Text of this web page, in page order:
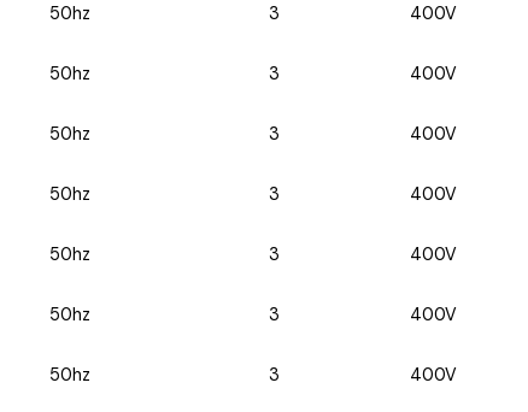
50hz 3 400V
50hz 3 400V
50hz 3 400V
50hz 3 400V
50hz 3 400V
50hz 3 400V
50hz 3 400V